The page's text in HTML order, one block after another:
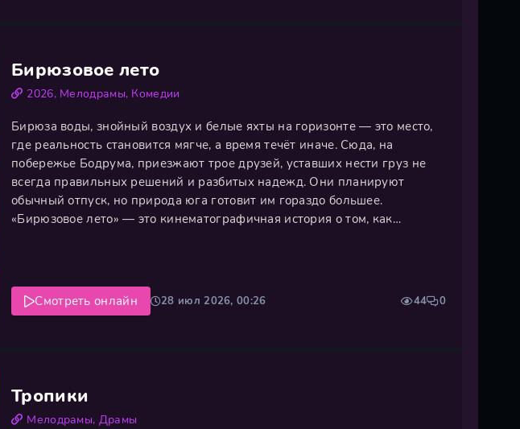
Бирюзовое лето
2026, Мелодрамы, Комедии
Бирюза воды, знойный воздух и белые яхты на горизонте — это место,
где реальность становится мягче, а время течёт иначе. Сюда, на
побережье Бодрума, приезжают трое друзей, уставших нести груз не
всегда правильных решений и разбитых надежд. Они планируют
обычный отпуск, но природа юга готовит им гораздо большее.
«Бирюзовое лето» — это кинематографичная история о том, как
28 июл 2026, 00:26 44 0
Смотреть онлайн
Тропики
Мелодрамы, Драмы